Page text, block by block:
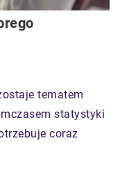
tematem
statystyki
coraz